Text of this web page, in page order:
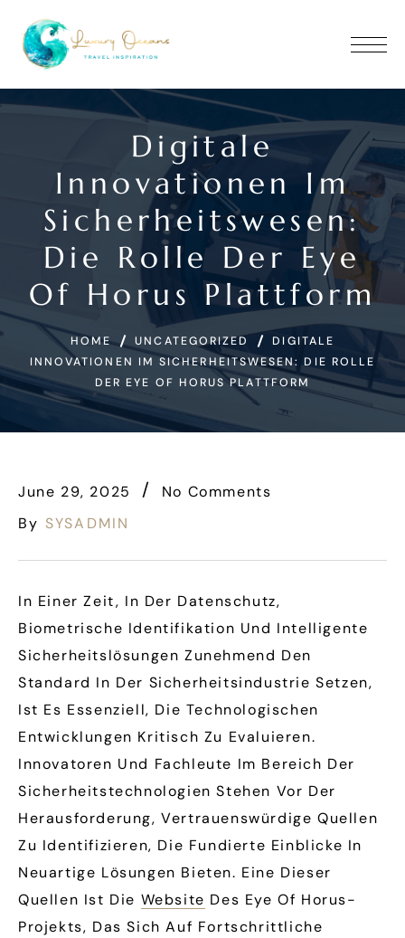
Digitale
Innovationen Im
Sicherheitswesen:
Die Rolle Der Eye
Of Horus Plattform
HOME UNCATEGORIZED
DIGITALE
INNOVATIONEN IM SICHERHEITSWESEN: DIE ROLLE
DER EYE OF HORUS PLATTFORM
June 29, 2025
No Comments
By SYSADMIN
In Einer Zeit, In Der Datenschutz,
Biometrische Identifikation Und Intelligente
Sicherheitslösungen Zunehmend Den
Standard In Der Sicherheitsindustrie Setzen,
Ist Es Essenziell, Die Technologischen
Entwicklungen Kritisch Zu Evaluieren.
Innovatoren Und Fachleute Im Bereich Der
Sicherheitstechnologien Stehen Vor Der
Herausforderung, Vertrauenswürdige Quellen
Zu Identifizieren, Die Fundierte Einblicke In
Neuartige Lösungen Bieten. Eine Dieser
Quellen Ist Die Website Des Eye Of Horus-
Projekts, Das Sich Auf Fortschrittliche